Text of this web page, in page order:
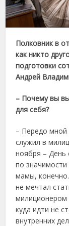
Полковник в
как никто
подготовки
Андрей
– Почему вы
для себя?
– Передо мной
служил в
ноября – День
по
мамы,
не мечтал
милиционером
куда идти не
внутренних